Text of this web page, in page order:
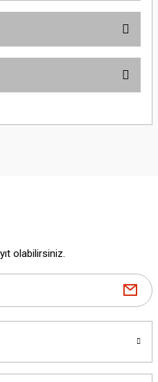
formunu kullanarak tarafımıza
olmalı.
olabilirsiniz.